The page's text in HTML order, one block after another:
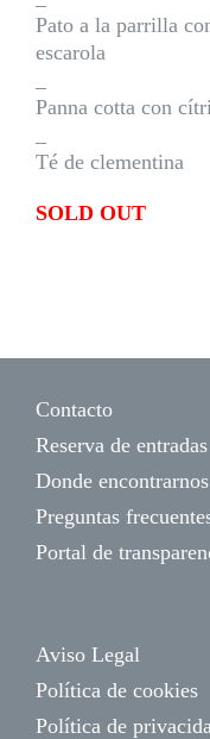
Pato a la parrilla
escarola
Panna cotta con
Té de clementina
SOLD OUT
Contacto
Reserva de entradas
Donde encontrarnos
Preguntas
Portal de
Aviso Legal
Política de cookies
Política de